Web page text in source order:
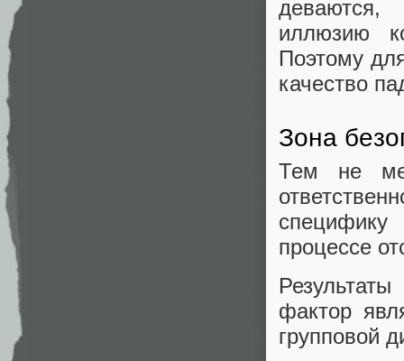
деваются,
иллюзию
Поэтому
качество
Зона
Тем не
процессе
фактор
групповой